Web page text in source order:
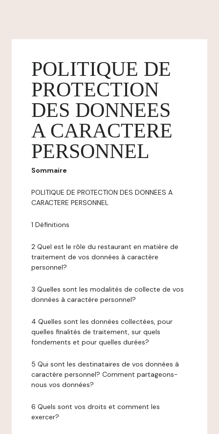
POLITIQUE DE
PROTECTION
DES DONNEES
A CARACTERE
PERSONNEL
Sommaire
POLITIQUE DE PROTECTION DES DONNEES A
CARACTERE PERSONNEL
1 Définitions
2 Quel est le rôle du restaurant en matière de
traitement de vos données à caractère
personnel?
3 Quelles sont les modalités de collecte de vos
données à caractère personnel?
4 Quelles sont les données collectées, pour
quelles finalités de traitement, sur quels
fondements et pour quelles durées?
5 Qui sont les destinataires de vos données à
caractère personnel? Comment partageons-
nous vos données?
6 Quels sont vos droits et comment les
exercer?